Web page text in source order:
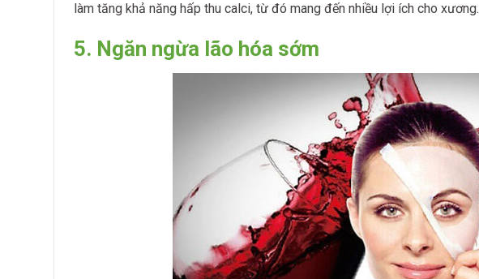
làm tăng khả năng hấp thu calci, từ đó mang đến nhiều lợi ích cho xương.
5. Ngăn ngừa lão hóa sớm